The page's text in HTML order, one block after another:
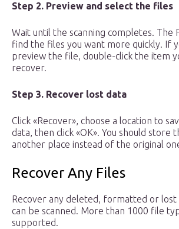
Step 2. Preview and select the files
Wait until the scanning completes. The
find the files you want more quickly. If
preview the file, double-click the item
recover.
Step 3. Recover lost data
Click «Recover», choose a location to
data, then click «OK». You should store
another place instead of the original
Recover Any Files
Recover any deleted, formatted or lost
can be scanned. More than 1000 file
supported.